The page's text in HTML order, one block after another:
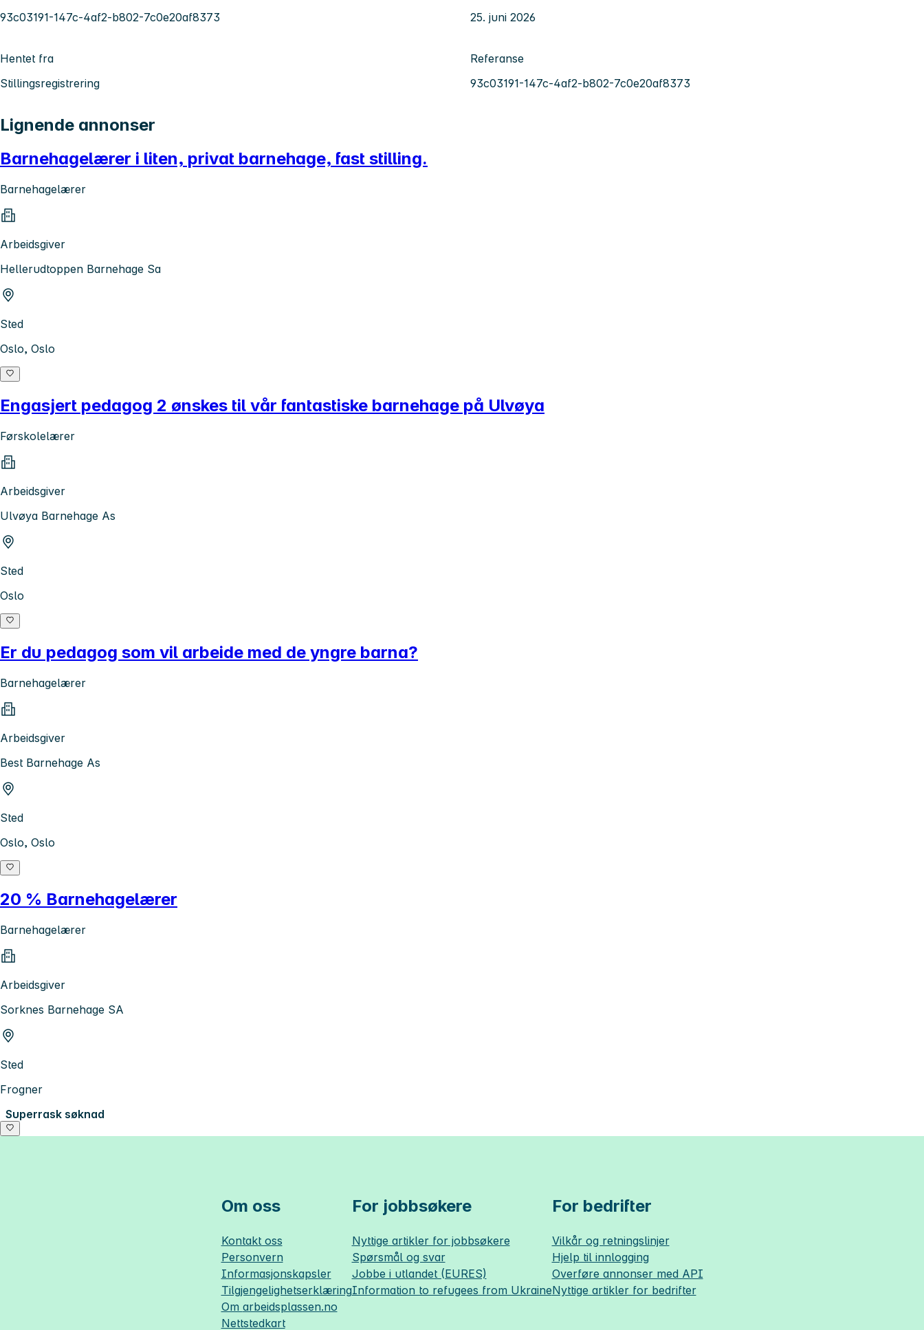
93c03191-147c-4af2-b802-7c0e20af8373
25. juni 2026
Hentet fra
Stillingsregistrering
Referanse
93c03191-147c-4af2-b802-7c0e20af8373
Lignende annonser
Barnehagelærer i liten, privat barnehage, fast stilling.
Barnehagelærer
Arbeidsgiver
Hellerudtoppen Barnehage Sa
Sted
Oslo, Oslo
Engasjert pedagog 2 ønskes til vår fantastiske barnehage på Ulvøya
Førskolelærer
Arbeidsgiver
Ulvøya Barnehage As
Sted
Oslo
Er du pedagog som vil arbeide med de yngre barna?
Barnehagelærer
Arbeidsgiver
Best Barnehage As
Sted
Oslo, Oslo
20 % Barnehagelærer
Barnehagelærer
Arbeidsgiver
Sorknes Barnehage SA
Sted
Frogner
Superrask søknad
Om oss
Kontakt oss
Personvern
Informasjonskapsler
Tilgjengelighetserklæring
Om arbeidsplassen.no
Nettstedkart
For jobbsøkere
Nyttige artikler for jobbsøkere
Spørsmål og svar
Jobbe i utlandet (EURES)
Information to refugees from Ukraine
For bedrifter
Vilkår og retningslinjer
Hjelp til innlogging
Overføre annonser med API
Nyttige artikler for bedrifter